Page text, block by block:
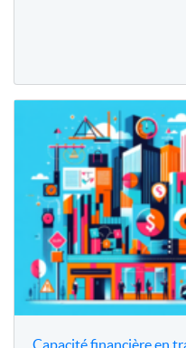
Capacité financière en